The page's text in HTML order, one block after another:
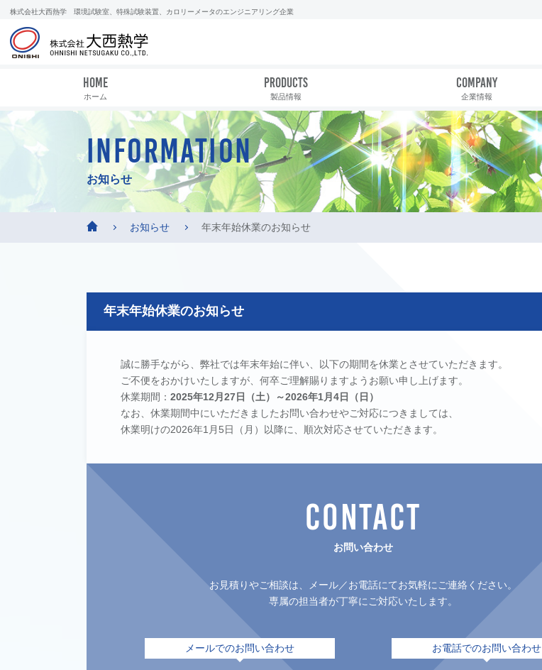
株式会社大西熱学 環境試験室、特殊試験装置、カロリーメータのエンジニアリング企業
HOME
ホーム
PRODUCTS
製品情報
COMPANY
企業情報
INFORMATION
お知らせ
お知らせ 年末年始休業のお知らせ
年末年始休業のお知らせ
誠に勝手ながら、弊社では年末年始に伴い、以下の期間を休業とさせていただきます。
ご不便をおかけいたしますが、何卒ご理解賜りますようお願い申し上げます。
休業期間： 2025年12月27日（土）～2026年1月4日（日）
なお、休業期間中にいただきましたお問い合わせやご対応につきましては、
休業明けの2026年1月5日（月）以降に、順次対応させていただきます。
CONTACT
お問い合わせ
お見積りやご相談は、メール／お電話にてお気軽にご連絡ください。
専属の担当者が丁寧にご対応いたします。
メールでのお問い合わせ お電話でのお問い合わせ